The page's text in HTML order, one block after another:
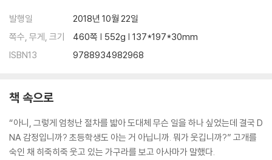
발행일
2018년 10월 22일
쪽수, 무게, 크기
460쪽 | 552g | 137*197*30mm
ISBN13
9788934982968
책 속으로
“아니, 그렇게 엄청난 절차를 밟아 도대체 무슨 일을 하나 싶었는데 결국 D
NA 감정입니까? 초등학생도 아는 거 아닙니까. 뭐가 웃깁니까?” 고개를
숙인 채 히죽히죽 웃고 있는 가구라를 보고 아사마가 말했다.